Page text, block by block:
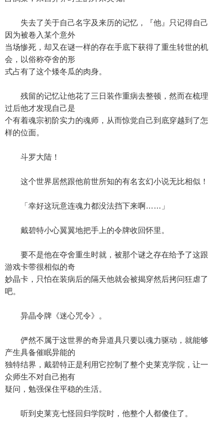
失去了关于自己名字及来历的记忆，『他』只记得自己
因为被卷入某个意外
当场惨死，却又在谜一样的存在手底下获得了重生转世的机
会，以俗称夺舍的形
式占有了这个矮冬瓜的肉身。
残留的记忆让他花了三日装作重病去整顿，然而在梳理
过后他才发现自己是
个有着魂宗初阶实力的魂师，从而惊觉自己到底穿越到了怎
样的位面。
斗罗大陆！
这个世界居然跟他前世所知的有名玄幻小说无比相似！
「幸好这玩意连魂力都没法挡下来啊……」
戴碧特小心翼翼地把手上的令牌收回怀里。
要不是他在夺舍重生时就，被那个谜之存在给予了这跟
游戏卡带很相似的奇
妙晶卡，只怕在装病后的隔天他就会被揭穿然后拷问狂虐了
吧。
异晶令牌《迷心咒令》。
俨然不属于这世界的奇异道具只要以魂力驱动，就能够
产生具备催眠异能的
独特结界，戴碧特正是利用它控制了整个史莱克学院，让一
众师生不对自己抱有
疑问，勉强保住平稳的生活。
听到史莱克七怪回归学院时，他整个人都傻住了。